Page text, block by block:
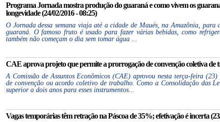
Programa Jornada mostra produção do guaraná e como vivem os
longevidade (24/02/2016 - 08:25)
O Jornada dessa semana viaja até a cidade de Maués, na Amazônia, para
guaraná. O famoso fruto é usado para fazer várias bebidas, como
também não começam o dia sem tomar água ...
CAE aprova projeto que permite a prorrogação de convenção coletiva de
A Comissão de Assuntos Econômicos (CAE) aprovou nesta terça-feira
de convenção ou acordo coletivo de trabalho. Como a Consolidação das
superior a dois anos para esses instrumentos...
Vagas temporárias têm retração na Páscoa de 35%; efetivação é incerta